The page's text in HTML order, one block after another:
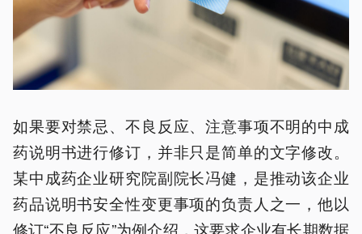
如果要对禁忌、不良反应、注意事项不明的中成
药说明书进行修订，并非只是简单的文字修改。
某中成药企业研究院副院长冯健，是推动该企业
药品说明书安全性变更事项的负责人之一，他以
修订“不良反应”为例介绍，这要求企业有长期数据